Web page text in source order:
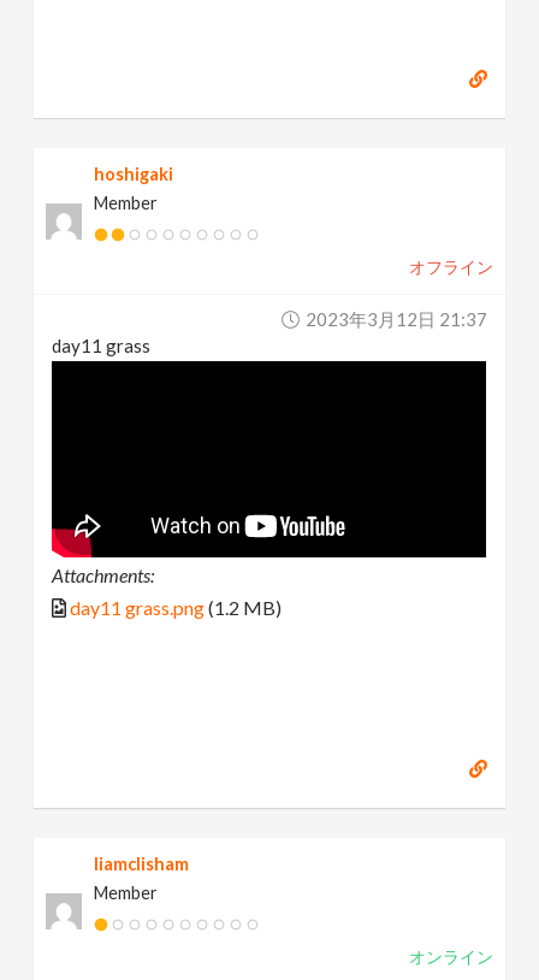
hoshigaki
Member
オフライン
2023年3月12日 21:37
day11 grass
Attachments:
day11 grass.png(1.2 MB)
liamclisham
Member
オンライン